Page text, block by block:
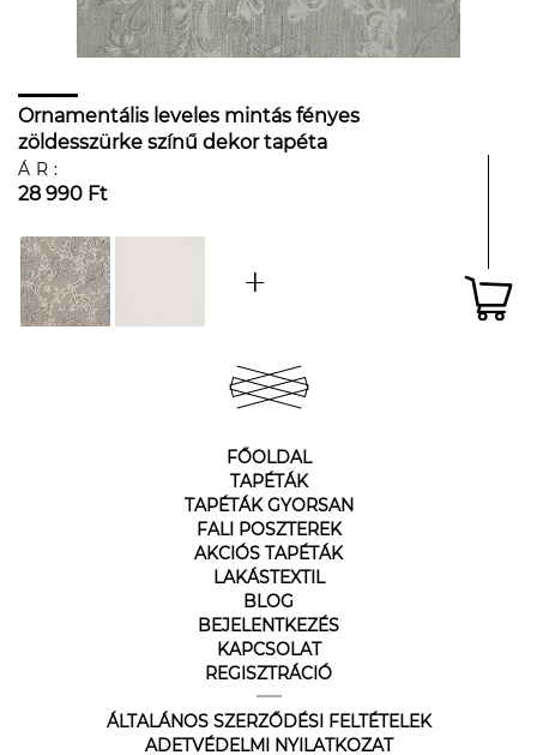
Ornamentális leveles mintás fényes
zöldesszürke színű dekor tapéta
ÁR:
28 990 Ft
FŐOLDAL
TAPÉTÁK
TAPÉTÁK GYORSAN
FALI POSZTEREK
AKCIÓS TAPÉTÁK
LAKÁSTEXTIL
BLOG
BEJELENTKEZÉS
KAPCSOLAT
REGISZTRÁCIÓ
ÁLTALÁNOS SZERZŐDÉSI FELTÉTELEK
ADETVÉDELMI NYILATKOZAT